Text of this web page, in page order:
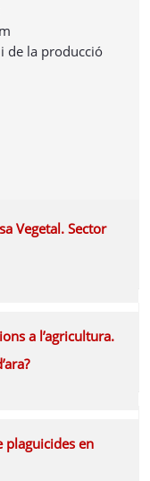
de la producció
Vegetal. Sector
a l’agricultura.
plaguicides en